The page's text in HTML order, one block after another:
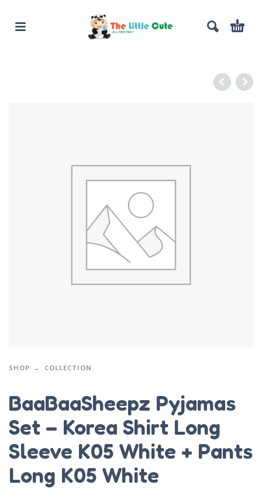
SHOP COLLECTION
BaaBaaSheepz Pyjamas
Set – Korea Shirt Long
Sleeve K05 White + Pants
Long K05 White